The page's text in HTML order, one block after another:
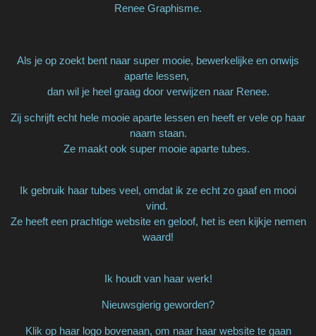
Renee Graphisme.
Als je op zoekt bent naar super mooie, bewerkelijke en onwijs
aparte lessen,
dan wil je heel graag door verwijzen naar Renee.
Zij schrijft echt hele mooie aparte lessen en heeft er vele op haar
naam staan.
Ze maakt ook super mooie aparte tubes.
Ik gebruik haar tubes veel, omdat ik ze echt zo gaaf en mooi
vind.
Ze heeft een prachtige website en geloof, het is een kijkje nemen
waard!
Ik houdt van haar werk!
Nieuwsgierig geworden?
Klik op haar logo bovenaan, om naar haar website te gaan